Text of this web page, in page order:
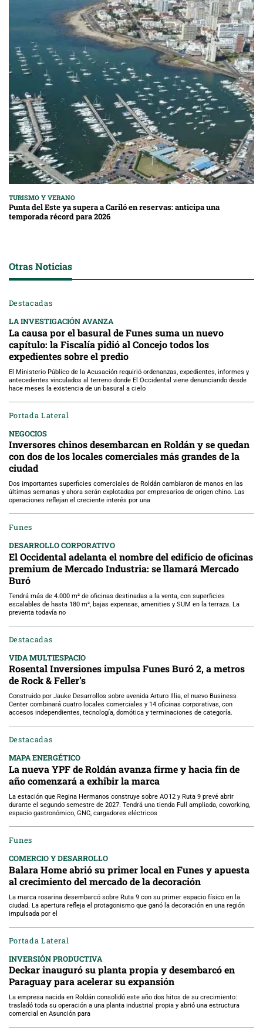
TURISMO Y VERANO
Punta del Este ya supera a Cariló en reservas: anticipa una
temporada récord para 2026
Otras Noticias
Destacadas
LA INVESTIGACIÓN AVANZA
La causa por el basural de Funes suma un nuevo
capítulo: la Fiscalía pidió al Concejo todos los
expedientes sobre el predio
El Ministerio Público de la Acusación requirió ordenanzas, expedientes, informes y
antecedentes vinculados al terreno donde El Occidental viene denunciando desde
hace meses la existencia de un basural a cielo
Portada Lateral
NEGOCIOS
Inversores chinos desembarcan en Roldán y se quedan
con dos de los locales comerciales más grandes de la
ciudad
Dos importantes superficies comerciales de Roldán cambiaron de manos en las
últimas semanas y ahora serán explotadas por empresarios de origen chino. Las
operaciones reflejan el creciente interés por una
Funes
DESARROLLO CORPORATIVO
El Occidental adelanta el nombre del edificio de oficinas
premium de Mercado Industria: se llamará Mercado
Buró
Tendrá más de 4.000 m² de oficinas destinadas a la venta, con superficies
escalables de hasta 180 m², bajas expensas, amenities y SUM en la terraza. La
preventa todavía no
Destacadas
VIDA MULTIESPACIO
Rosental Inversiones impulsa Funes Buró 2, a metros
de Rock & Feller’s
Construido por Jauke Desarrollos sobre avenida Arturo Illia, el nuevo Business
Center combinará cuatro locales comerciales y 14 oficinas corporativas, con
accesos independientes, tecnología, domótica y terminaciones de categoría.
Destacadas
MAPA ENERGÉTICO
La nueva YPF de Roldán avanza firme y hacia fin de
año comenzará a exhibir la marca
La estación que Regina Hermanos construye sobre AO12 y Ruta 9 prevé abrir
durante el segundo semestre de 2027. Tendrá una tienda Full ampliada, coworking,
espacio gastronómico, GNC, cargadores eléctricos
Funes
COMERCIO Y DESARROLLO
Balara Home abrió su primer local en Funes y apuesta
al crecimiento del mercado de la decoración
La marca rosarina desembarcó sobre Ruta 9 con su primer espacio físico en la
ciudad. La apertura refleja el protagonismo que ganó la decoración en una región
impulsada por el
Portada Lateral
INVERSIÓN PRODUCTIVA
Deckar inauguró su planta propia y desembarcó en
Paraguay para acelerar su expansión
La empresa nacida en Roldán consolidó este año dos hitos de su crecimiento:
trasladó toda su operación a una planta industrial propia y abrió una estructura
comercial en Asunción para